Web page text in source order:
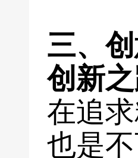
三、
创新
在追
也是